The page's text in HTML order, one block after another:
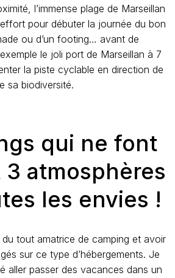
l’immense plage de Marseillan
pour débuter la journée du bon
ou d’un footing… avant de
le joli port de Marseillan à 7
la piste cyclable en direction de
sa biodiversité.
qui ne font
3 atmosphères
les envies !
du tout amatrice de camping et avoir
sur ce type d’hébergements. Je
aller passer des vacances dans un